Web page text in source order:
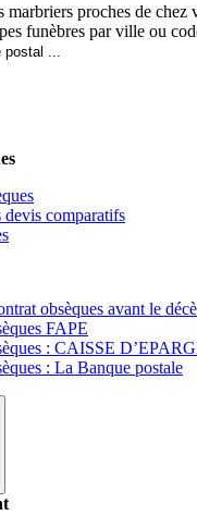
marbriers proches de chez
funèbres par ville ou
devis comparatifs
obsèques avant le
FAPE
: CAISSE
: La Banque postale